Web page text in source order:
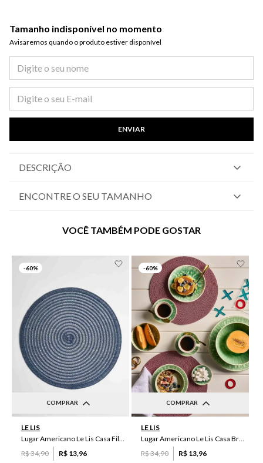
Tamanho indisponível no momento
Avisaremos quando o produto estiver disponível​
ENVIAR
DESCRIÇÃO
ENCONTRE O SEU TAMANHO
VOCÊ TAMBÉM PODE GOSTAR
-60%
COMPRAR
LE LIS
Lugar Americano Le Lis Casa Filipa
R$34,90 R$ 13 96
-60%
COMPRAR
LE LIS
Lugar Americano Le Lis Casa Brenda
R$34,90 R$ 13 96